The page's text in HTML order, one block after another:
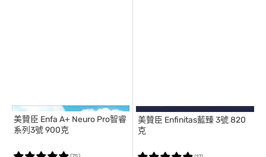
美贊臣 Enfa A+ Neuro Pro智睿
系列3號 900克
美贊臣 Enfinitas藍臻 3號 820
克